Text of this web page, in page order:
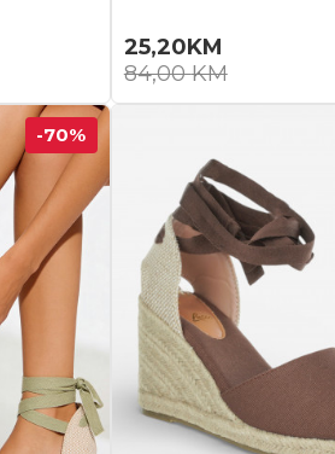
25,20KM
84,00KM
-70%